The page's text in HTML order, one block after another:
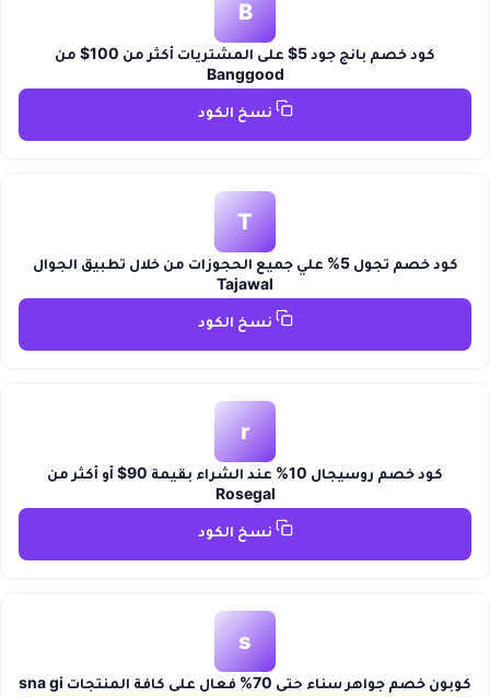
B
كود خصم بانج جود 5$ على المشتريات أكثر من 100$ من
Banggood
نسخ الكود
T
كود خصم تجول 5% علي جميع الحجوزات من خلال تطبيق الجوال
Tajawal
نسخ الكود
r
كود خصم روسيجال 10% عند الشراء بقيمة 90$ أو أكثر من
Rosegal
نسخ الكود
s
كوبون خصم جواهر سناء حتى 70% فعال على كافة المنتجات sna gi